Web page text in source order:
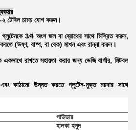
২ টেবিল চামচ যোগ করুন।
3⁄4 অংশ জল বা ব্রোথের সাথে মিশ্রিত করুন,
করতে (উষ্ণ, বাষ্প, বা বেক) মাখন এবং রান্না করুন।
একসাথে রাখতে সহায়তা করার জন্য ভেজি বার্গার, মিটবল
এবং কাঠামো উন্নত করতে গ্লুটেন-মুক্ত ময়দার সাথে
পাউডার
হালকা হলুদ